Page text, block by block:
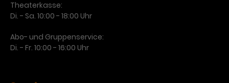
Theaterkasse:
Di. - Sa. 10:00 - 18:00 Uhr
Abo- und Gruppenservice:
Di. - Fr. 10:00 - 16:00 Uhr